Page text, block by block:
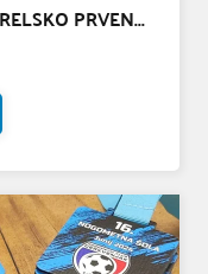
PRVEN...